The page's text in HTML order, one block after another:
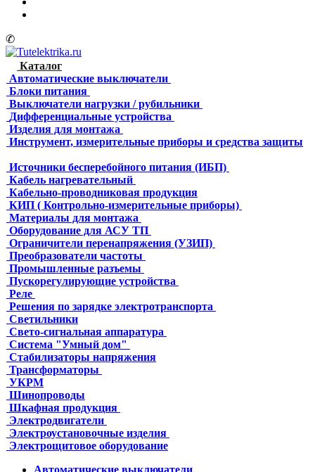
✆
Каталог
Автоматические выключатели
Блоки питания
Выключатели нагрузки / рубильники
Дифференциальные устройства
Изделия для монтажа
Инструмент, измерительные приборы и средства защиты
Источники бесперебойного питания (ИБП)
Кабель нагревательный
Кабельно-проводниковая продукция
КИП ( Контрольно-измерительные приборы)
Материалы для монтажа
Оборудование для АСУ ТП
Ограничители перенапряжения (УЗИП)
Преобразователи частоты
Промышленные разъемы
Пускорегулирующие устройства
Реле
Решения по зарядке электротранспорта
Светильники
Свето-сигнальная аппаратура
Система "Умный дом"
Стабилизаторы напряжения
Трансформаторы
УКРМ
Шинопроводы
Шкафная продукция
Электродвигатели
Электроустановочные изделия
Электрощитовое оборудование
Автоматические выключатели